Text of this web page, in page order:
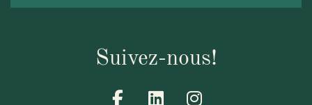
Suivez-nous!